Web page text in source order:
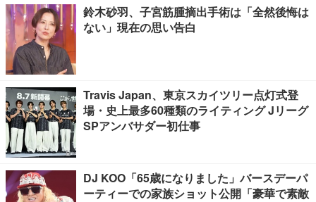
鈴木砂羽、子宮筋腫摘出手術は「全然後悔は
ない」現在の思い告白
Travis Japan、東京スカイツリー点灯式登
場・史上最多60種類のライティング Jリーグ
SPアンバサダー初仕事
DJ KOO「65歳になりました」バースデーパ
ーティーでの家族ショット公開「豪華で素敵